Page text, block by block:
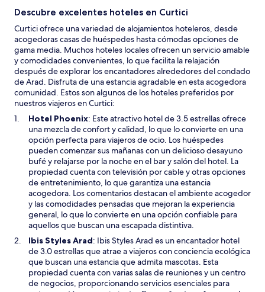
Descubre excelentes hoteles en Curtici
Curtici ofrece una variedad de alojamientos hoteleros, desde
acogedoras casas de huéspedes hasta cómodas opciones de
gama media. Muchos hoteles locales ofrecen un servicio amable
y comodidades convenientes, lo que facilita la relajación
después de explorar los encantadores alrededores del condado
de Arad. Disfruta de una estancia agradable en esta acogedora
comunidad. Estos son algunos de los hoteles preferidos por
nuestros viajeros en Curtici:
Hotel PhoenixS
e
a
b
r
i
r
á
e
n
u
n
a
n
u
e
v
: Este atractivo hotel de 3.5 estrellas ofrece
una mezcla de confort y calidad, lo que lo convierte en una
opción perfecta para viajeros de ocio. Los huéspedes
pueden comenzar sus mañanas con un delicioso desayuno
bufé y relajarse por la noche en el bar y salón del hotel. La
propiedad cuenta con televisión por cable y otras opciones
de entretenimiento, lo que garantiza una estancia
acogedora. Los comentarios destacan el ambiente acogedor
y las comodidades pensadas que mejoran la experiencia
general, lo que lo convierte en una opción confiable para
aquellos que buscan una escapada distintiva.
Ibis Styles AradS
e
a
b
r
: Ibis Styles Arad es un encantador hotel
de 3.0 estrellas que atrae a viajeros con conciencia ecológica
que buscan una estancia que admita mascotas. Esta
propiedad cuenta con varias salas de reuniones y un centro
de negocios, proporcionando servicios esenciales para